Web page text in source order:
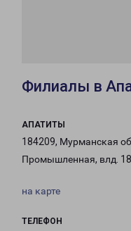
Филиалы в
АПАТИТЫ
184209, Мурманская
Промышленная, влд.
на карте
ТЕЛЕФОН